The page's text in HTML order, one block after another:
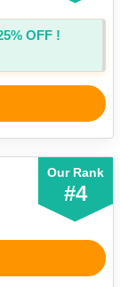
OFF !
Our Rank
#4